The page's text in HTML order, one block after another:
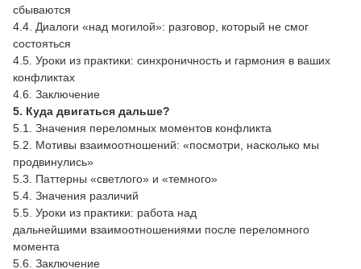
сбываются
4.4. Диалоги «над могилой»: разговор, который не смог
состояться
4.5. Уроки из практики: синхроничность и гармония в ваших
конфликтах
4.6. Заключение
5. Куда двигаться дальше?
5.1. Значения переломных моментов конфликта
5.2. Мотивы взаимоотношений: «посмотри, насколько мы
продвинулись»
5.3. Паттерны «светлого» и «темного»
5.4. Значения различий
5.5. Уроки из практики: работа над
дальнейшими взаимоотношениями после переломного
момента
5.6. Заключение